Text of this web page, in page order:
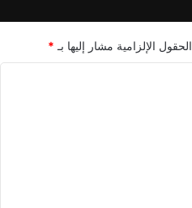
الحقول الإلزامية مشار إليها بـ *